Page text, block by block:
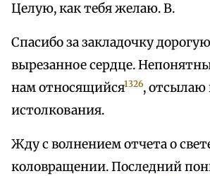
Целую, как тебя желаю. В.
Спасибо за закладочку
вырезанное сердце.
нам относящийся1326, отсылаю
истолкования.
Жду с волнением отчета о
коловращении. Последний